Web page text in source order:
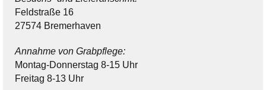
Feldstraße 16
27574 Bremerhaven
Annahme von Grabpflege:
Montag-Donnerstag 8-15 Uhr
Freitag 8-13 Uhr